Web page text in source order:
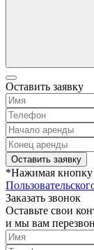
Оставить заявку
Оставить заявку
*Нажимая кнопку
Заказать звонок
Оставьте свои
и мы вам